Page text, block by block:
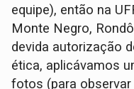
equipe), então na
Monte Negro,
devida autorização
ética, aplicávamos
fotos (para